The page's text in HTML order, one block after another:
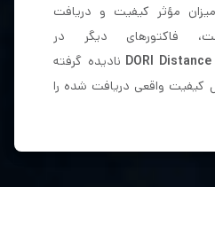
مؤثر کیفیت و دریافت
فاکتور‌های دیگر در
نادیده گرفته
کیفیت واقعی دریافت شده را